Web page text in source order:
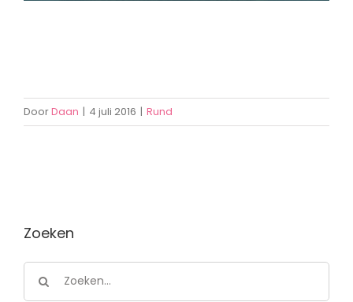
DoorDaan | 4 juli 2016 | Rund
Zoeken
naar: